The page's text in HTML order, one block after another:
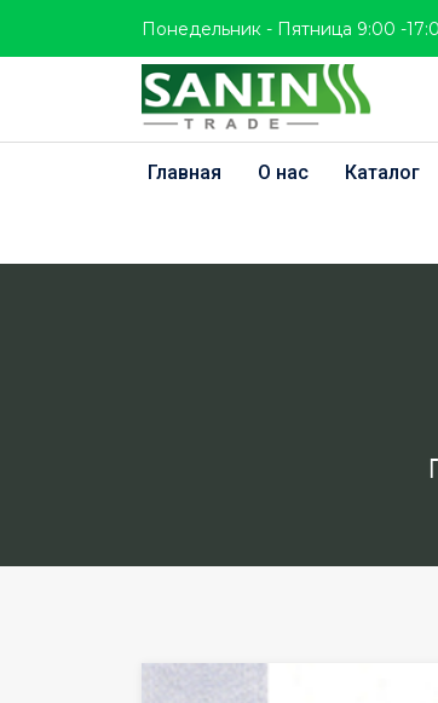
Понедельник - Пятница 9:00 -
Главная О нас Каталог